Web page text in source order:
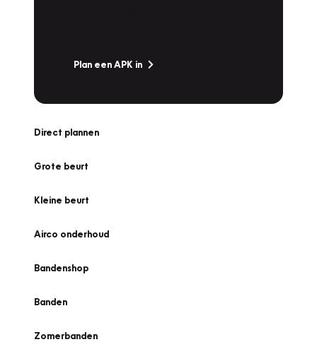
Plan een APK in
Direct plannen
Grote beurt
Kleine beurt
Airco onderhoud
Bandenshop
Banden
Zomerbanden